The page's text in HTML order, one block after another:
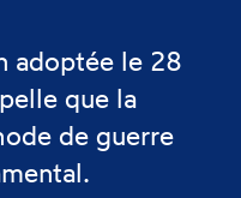
adoptée le 28
que la
de guerre